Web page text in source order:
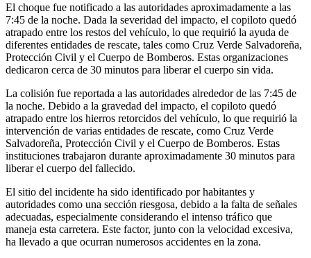
El choque fue notificado a las autoridades aproximadamente a las
7:45 de la noche. Dada la severidad del impacto, el copiloto quedó
atrapado entre los restos del vehículo, lo que requirió la ayuda de
diferentes entidades de rescate, tales como Cruz Verde Salvadoreña,
Protección Civil y el Cuerpo de Bomberos. Estas organizaciones
dedicaron cerca de 30 minutos para liberar el cuerpo sin vida.
La colisión fue reportada a las autoridades alrededor de las 7:45 de
la noche. Debido a la gravedad del impacto, el copiloto quedó
atrapado entre los hierros retorcidos del vehículo, lo que requirió la
intervención de varias entidades de rescate, como Cruz Verde
Salvadoreña, Protección Civil y el Cuerpo de Bomberos. Estas
instituciones trabajaron durante aproximadamente 30 minutos para
liberar el cuerpo del fallecido.
El sitio del incidente ha sido identificado por habitantes y
autoridades como una sección riesgosa, debido a la falta de señales
adecuadas, especialmente considerando el intenso tráfico que
maneja esta carretera. Este factor, junto con la velocidad excesiva,
ha llevado a que ocurran numerosos accidentes en la zona.